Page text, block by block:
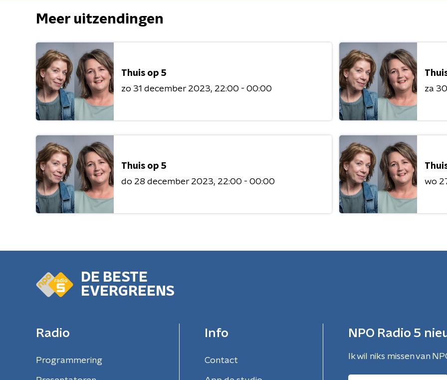
Meer uitzendingen
Thuis op 5
zo 31 december 2023 22:00 - 00:00
za
Thuis op 5
do 28 december 2023 22:00 - 00:00
wo
DE BESTE
EVERGREENS
Radio
Programmering
Info
Contact
NPO Radio 5
Ik wil niks missen van